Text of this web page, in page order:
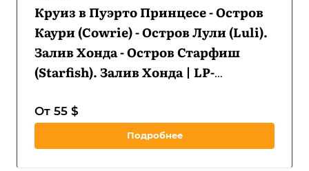
Круиз в Пуэрто Принцесе - Остров
Каури (Cowrie) - Остров Лули (Luli).
Залив Хонда - Остров Старфиш
(Starfish). Залив Хонда | LP-
От 55 $
Подробнее